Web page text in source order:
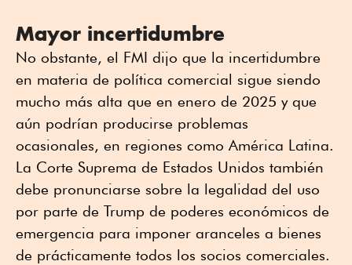
Mayor incertidumbre
No obstante, el FMI dijo que la incertidumbre
en materia de política comercial sigue siendo
mucho más alta que en enero de 2025 y que
aún podrían producirse problemas
ocasionales, en regiones como América Latina.
La Corte Suprema de Estados Unidos también
debe pronunciarse sobre la legalidad del uso
por parte de Trump de poderes económicos de
emergencia para imponer aranceles a bienes
de prácticamente todos los socios comerciales.